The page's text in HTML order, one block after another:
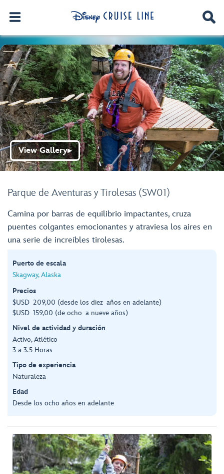
Parque de Aventuras y Tirolesas (SW01)
View Gallery▶
Camina por barras de equilibrio impactantes, cruza
puentes colgantes emocionantes y atraviesa los aires en
una serie de increíbles tirolesas.
Puerto de escala
Skagway, Alaska
Precios
$USD 209,00 (desde los diez años en adelante)
$USD 159,00 (de ocho a nueve años)
Nivel de actividad y duración
Activo, Atlético
3 a 3.5 Horas
Tipo de experiencia
Naturaleza
Edad
Desde los ocho años en adelante